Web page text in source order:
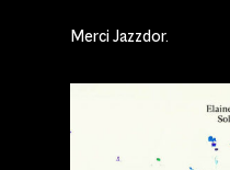
Merci Jazzdor.